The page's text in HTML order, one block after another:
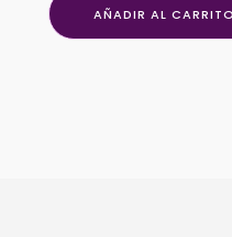
AÑADIR AL CARRITO